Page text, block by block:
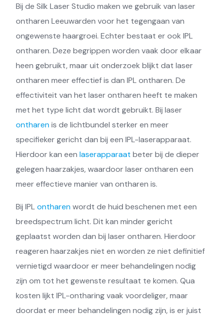
Bij de Silk Laser Studio maken we gebruik van laser
ontharen Leeuwarden voor het tegengaan van
ongewenste haargroei. Echter bestaat er ook IPL
ontharen. Deze begrippen worden vaak door elkaar
heen gebruikt, maar uit onderzoek blijkt dat laser
ontharen meer effectief is dan IPL ontharen. De
effectiviteit van het laser ontharen heeft te maken
met het type licht dat wordt gebruikt. Bij laser
ontharenis de lichtbundel sterker en meer
specifieker gericht dan bij een IPL-laserapparaat.
Hierdoor kan een laserapparaat beter bij de dieper
gelegen haarzakjes, waardoor laser ontharen een
meer effectieve manier van ontharen is.
Bij IPLontharenwordt de huid beschenen met een
breedspectrum licht. Dit kan minder gericht
geplaatst worden dan bij laser ontharen. Hierdoor
reageren haarzakjes niet en worden ze niet definitief
vernietigd waardoor er meer behandelingen nodig
zijn om tot het gewenste resultaat te komen. Qua
kosten lijkt IPL-ontharing vaak voordeliger, maar
doordat er meer behandelingen nodig zijn, is er juist